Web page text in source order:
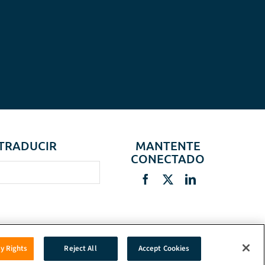
MANTENTE
CONECTADO
Rights Reject All Accept Cookies